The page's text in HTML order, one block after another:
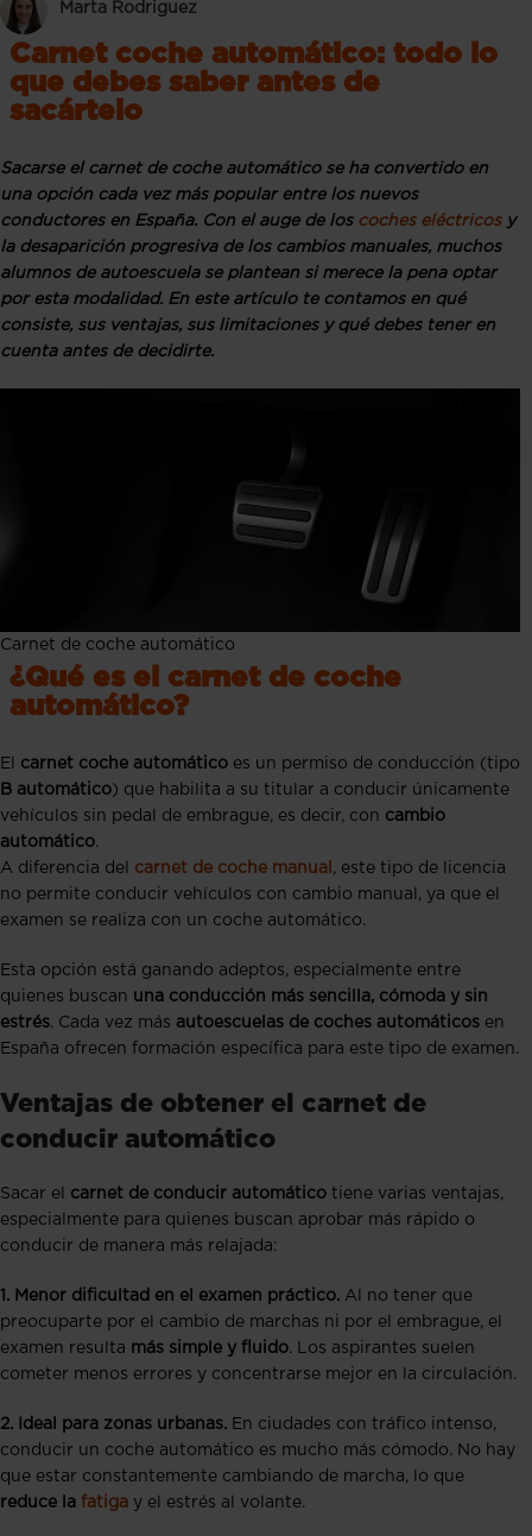
Marta Rodriguez
Carnet coche automático: todo lo
que debes saber antes de
sacártelo
Sacarse el carnet de coche automático se ha convertido en
una opción cada vez más popular entre los nuevos
conductores en España. Con el auge de los coches eléctricosy
la desaparición progresiva de los cambios manuales, muchos
alumnos de autoescuela se plantean si merece la pena optar
por esta modalidad. En este artículo te contamos en qué
consiste, sus ventajas, sus limitaciones y qué debes tener en
cuenta antes de decidirte.
Carnet de coche automático
¿Qué es el carnet de coche
automático?
El carnet coche automático es un permiso de conducción (tipo
B automático) que habilita a su titular a conducir únicamente
vehículos sin pedal de embrague, es decir, con cambio
automático.
A diferencia del carnet de coche manual , este tipo de licencia
no permite conducir vehículos con cambio manual, ya que el
examen se realiza con un coche automático.
Esta opción está ganando adeptos, especialmente entre
quienes buscan una conducción más sencilla, cómoda y sin
estrés. Cada vez más autoescuelas de coches automáticos en
España ofrecen formación específica para este tipo de examen.
Ventajas de obtener el carnet de
conducir automático
Sacar el carnet de conducir automático tiene varias ventajas,
especialmente para quienes buscan aprobar más rápido o
conducir de manera más relajada:
1. Menor dificultad en el examen práctico. Al no tener que
preocuparte por el cambio de marchas ni por el embrague, el
examen resulta más simple y fluido. Los aspirantes suelen
cometer menos errores y concentrarse mejor en la circulación.
2. Ideal para zonas urbanas. En ciudades con tráfico intenso,
conducir un coche automático es mucho más cómodo. No hay
que estar constantemente cambiando de marcha, lo que
reduce la fatiga y el estrés al volante.